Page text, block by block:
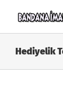
Hediyelik